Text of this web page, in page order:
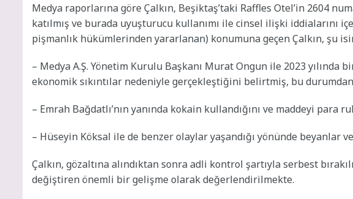
Medya raporlarına göre Çalkın, Beşiktaş’taki Raffles Otel’in 2604
katılmış ve burada uyuşturucu kullanımı ile cinsel ilişki iddialarını
pişmanlık hükümlerinden yararlanan) konumuna geçen Çalkın, şu
– Medya A.Ş. Yönetim Kurulu Başkanı Murat Ongun ile 2023 yılında
ekonomik sıkıntılar nedeniyle gerçekleştiğini belirtmiş, bu
– Emrah Bağdatlı’nın yanında kokain kullandığını ve maddeyi
– Hüseyin Köksal ile de benzer olaylar yaşandığı yönünde beyanlar
Çalkın, gözaltına alındıktan sonra adli kontrol şartıyla serbest
değiştiren önemli bir gelişme olarak değerlendirilmekte.